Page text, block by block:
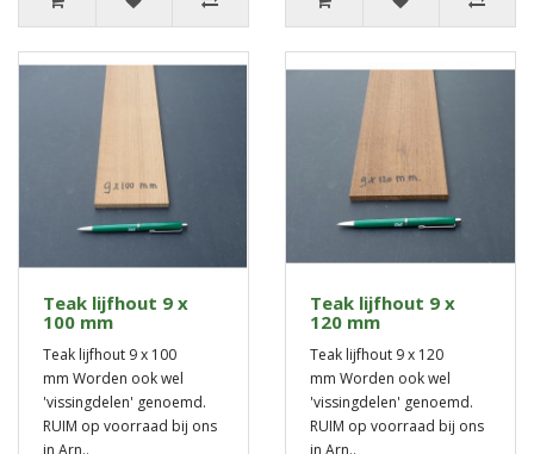
Teak lijfhout 9 x
100 mm
Teak lijfhout 9 x 100
mm Worden ook wel
'vissingdelen' genoemd.
RUIM op voorraad bij ons
Teak lijfhout 9 x
120 mm
Teak lijfhout 9 x 120
mm Worden ook wel
'vissingdelen' genoemd.
RUIM op voorraad bij ons